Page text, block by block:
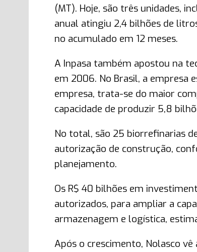
(MT). Hoje, são três unidades,
anual atingiu 2,4 bilhões de
no acumulado em 12 meses.
A Inpasa também apostou na
em 2006. No Brasil, a empresa
empresa, trata-se do maior
capacidade de produzir 5,8
No total, são 25 biorrefinarias
autorização de construção,
planejamento.
Os R$ 40 bilhões em
autorizados, para ampliar a
armazenagem e logística,
Após o crescimento, Nolasco